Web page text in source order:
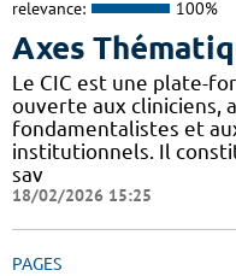
relevance: 100%
Axes
Le CIC est une plate-
ouverte aux cliniciens,
fondamentalistes et
institutionnels. Il
sav
18/02/2026 15:25
PAGES